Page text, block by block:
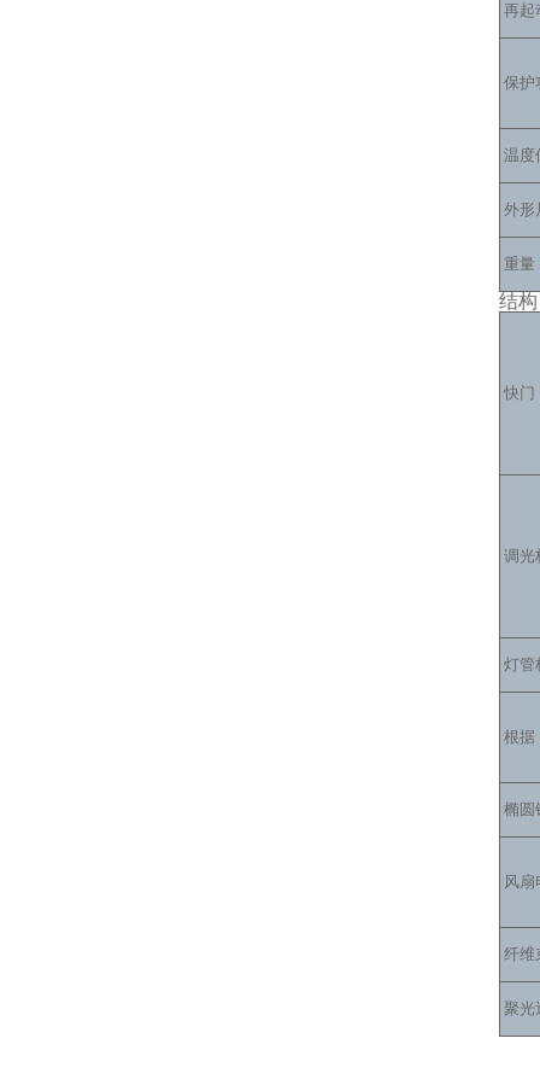
再起
保护
温度
外形
重量
结构
快门
调光
灯管
根据
椭圆
风
纤维
聚光